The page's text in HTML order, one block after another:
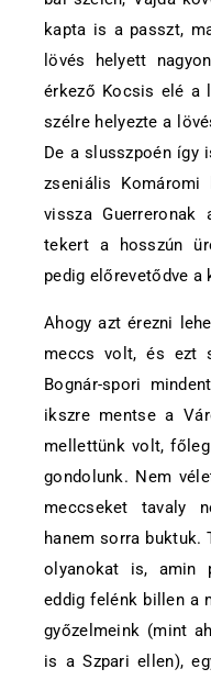
kapta is a passzt,
lövés helyett
érkező Kocsis elé a
szélre helyezte a
De a slusszpoén így
zseniális Komáromi
vissza
tekert a hosszún
pedig előrevetődve a
Ahogy azt érezni
meccs volt, és ezt
Bognár-spori
ikszre mentse a
mellettünk volt,
gondolunk. Nem
meccseket tavaly
hanem sorra
olyanokat is, amin
eddig felénk billen a
győzelmeink (mint
is a Szpari ellen),